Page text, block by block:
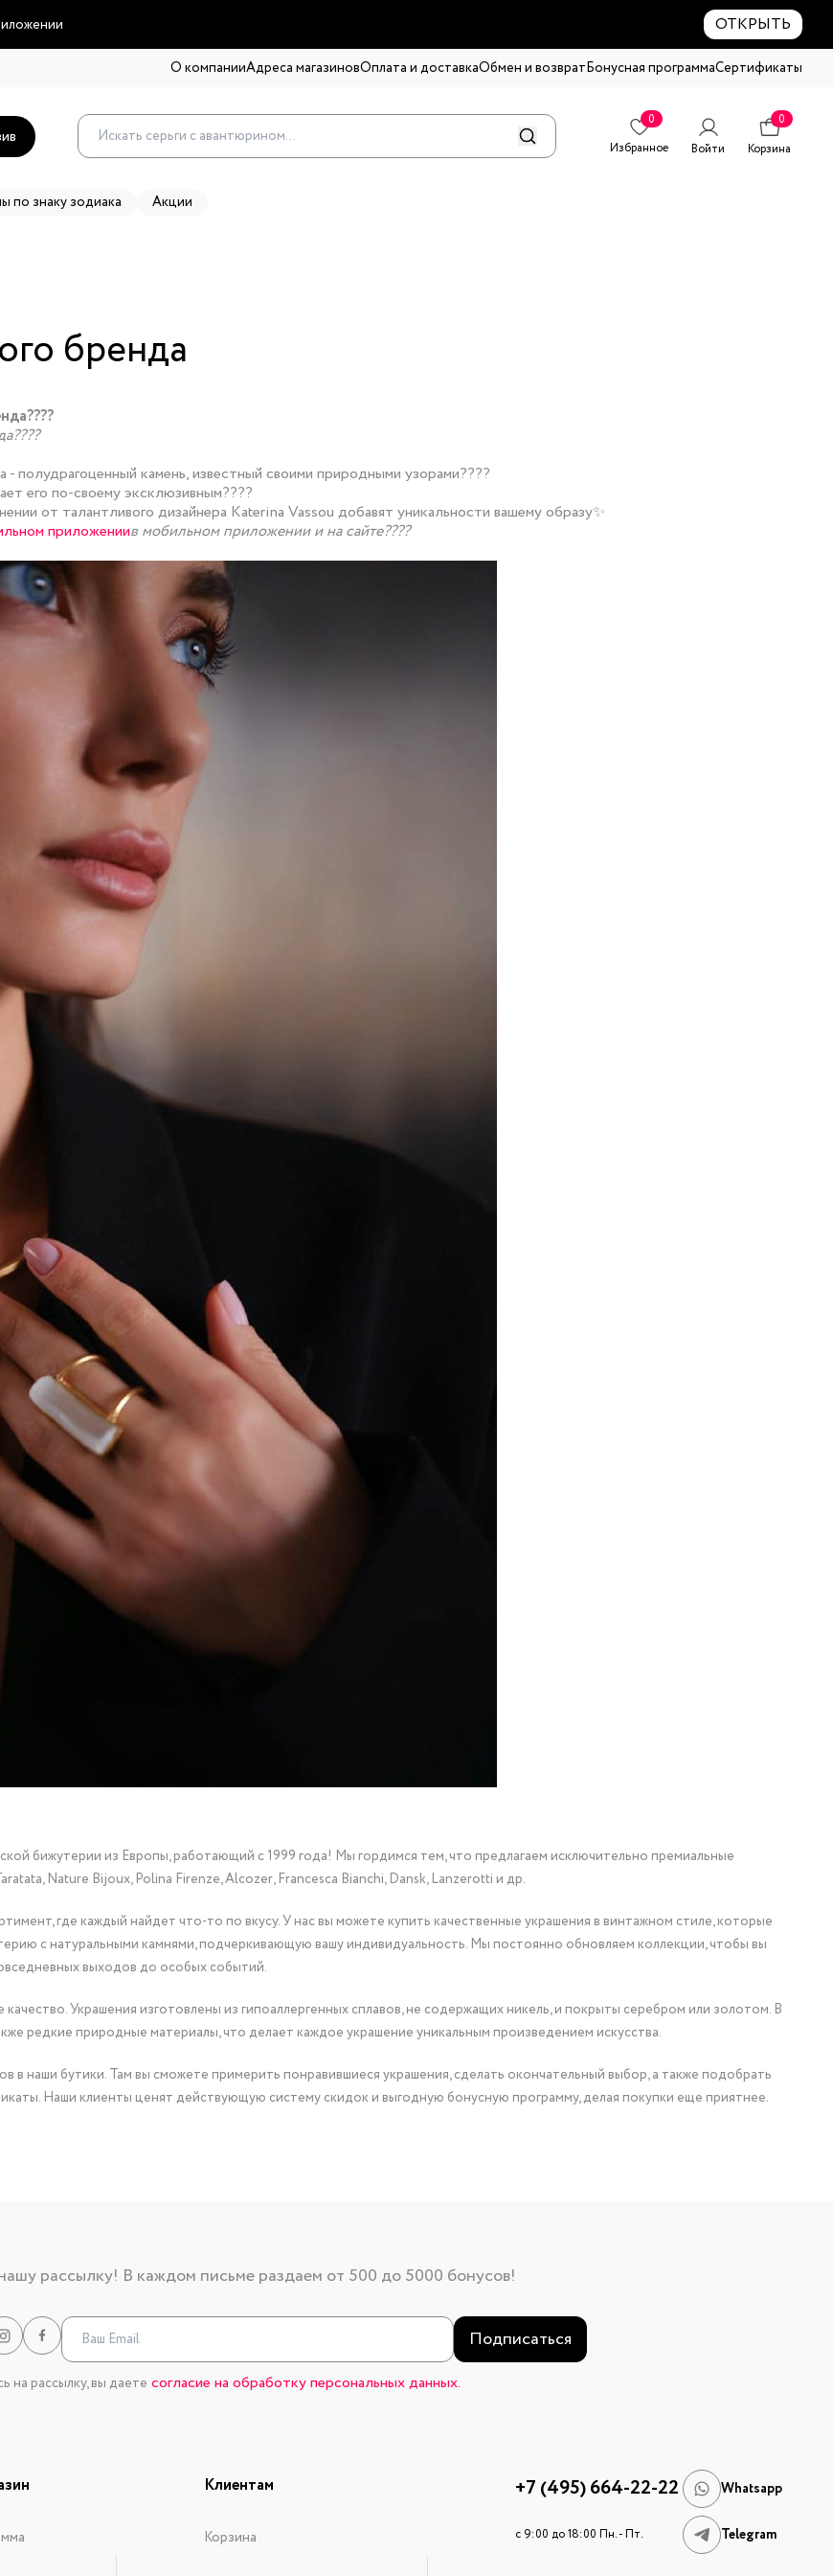
ОТКРЫТЬ
О компанииАдреса магазиновОплата и доставкаОбмен и возвратБонусная программаСертификаты
0
Избранное
Войти
0
Корзина
по знаку зодиака Акции
бренда
полудрагоценный камень, известный своими природными узорами????
его по-своему эксклюзивным????
от талантливого дизайнера Katerina Vassou добавят уникальности вашему образу✨
приложениив мобильном приложениии на сайте????
бижутерии из Европы, работающий с 1999 года! Мы гордимся тем, что предлагаем исключительно премиальные
Nature Bijoux, Polina Firenze, Alcozer, Francesca Bianchi, Dansk, Lanzerotti и др.
где каждый найдет что-то по вкусу. У нас вы можете купить качественные украшения в винтажном стиле, которые
с натуральными камнями, подчеркивающую вашу индивидуальность. Мы постоянно обновляем коллекции, чтобы вы
выходов до особых событий.
Украшения изготовлены из гипоаллергенных сплавов, не содержащих никель, и покрыты серебром или золотом. В
редкие природные материалы, что делает каждое украшение уникальным произведением искусства.
в наши бутики. Там вы сможете примерить понравившиеся украшения, сделать окончательный выбор, а также подобрать
Наши клиенты ценят действующую систему скидок и выгодную бонусную программу, делая покупки еще приятнее.
рассылку! В каждом письме раздаем от 500 до 5000 бонусов!
Подписаться
на рассылку, вы даете согласие на обработку персональных данных.
Клиентам
Корзина
+7 (495) 664-22-22 Whatsapp
c 9:00 до 18:00 Пн. - Пт. Telegram